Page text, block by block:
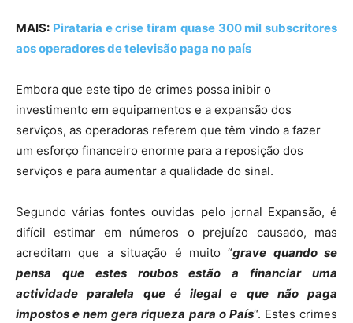
MAIS: Pirataria e crise tiram quase 300 mil subscritores
aos operadores de televisão paga no país
Embora que este tipo de crimes possa inibir o
investimento em equipamentos e a expansão dos
serviços, as operadoras referem que têm vindo a fazer
um esforço financeiro enorme para a reposição dos
serviços e para aumentar a qualidade do sinal.
Segundo várias fontes ouvidas pelo jornal Expansão, é
difícil estimar em números o prejuízo causado, mas
acreditam que a situação é muito “grave quando se
pensa que estes roubos estão a financiar uma
actividade paralela que é ilegal e que não paga
impostos e nem gera riqueza para o País“. Estes crimes